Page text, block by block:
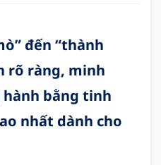
đến “thành
rõ ràng, minh
bằng tinh
nhất dành cho